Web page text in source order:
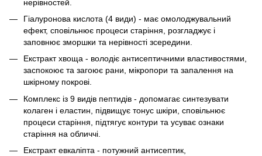
нерівностей.
Гіалуронова кислота (4 види) - має омолоджувальний
ефект, сповільнює процеси старіння, розгладжує і
заповнює зморшки та нерівності зсередини.
Екстракт хвоща - володіє антисептичними властивостями,
заспокоює та загоює рани, мікропори та запалення на
шкірному покрові.
Комплекс із 9 видів пептидів - допомагає синтезувати
колаген і еластин, підвищує тонус шкіри, сповільнює
процеси старіння, підтягує контури та усуває ознаки
старіння на обличчі.
Екстракт евкаліпта - потужний антисептик,